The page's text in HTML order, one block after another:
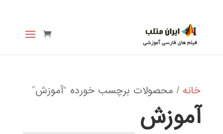
خانه / محصولات برچسب خورده “آموزش”
آموزش